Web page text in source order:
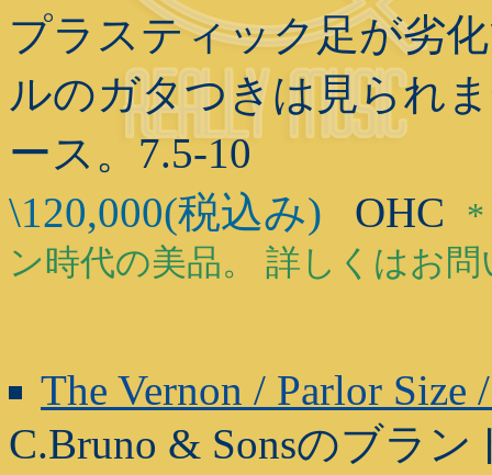
プラスティック足が劣
ルのガタつきは見られ
ース。7.5-10
\120,000(税込み) OHC *
ン時代の美品。 詳しくはお
The Vernon / Parlor
C.Bruno & Sonsのブラ